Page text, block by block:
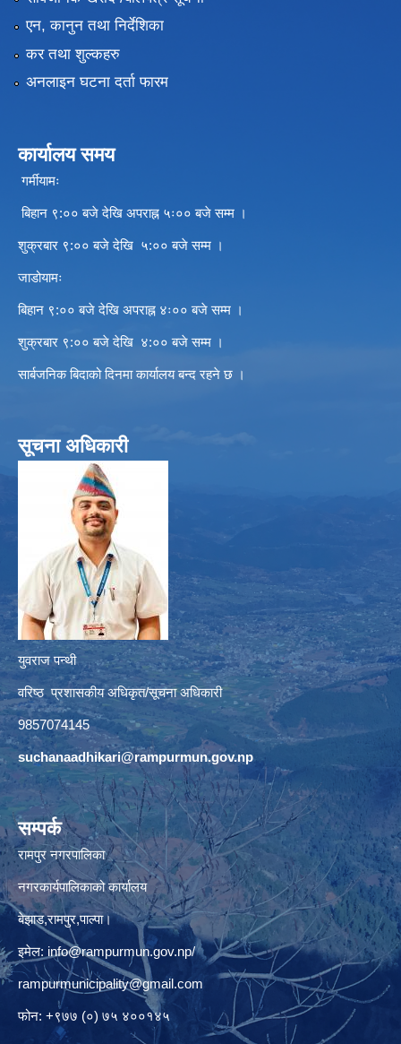
एन, कानुन तथा निर्देशिका
कर तथा शुल्कहरु
अनलाइन घटना दर्ता फारम
कार्यालय समय
गर्मीयामः
बिहान ९:०० बजे देखि अपराह्न ५ः०० बजे सम्म ।
शुक्रबार ९:०० बजे देखि ५:०० बजे सम्म ।
जाडोयामः
बिहान ९:०० बजे देखि अपराह्न ४ः०० बजे सम्म ।
शुक्रबार ९:०० बजे देखि ४:०० बजे सम्म ।
सार्बजनिक बिदाको दिनमा कार्यालय बन्द रहने छ ।
सूचना अधिकारी
युवराज पन्थी
वरिष्ठ प्रशासकीय अधिकृत/सूचना अधिकारी
9857074145
suchanaadhikari@rampurmun.gov.np
सम्पर्क
रामपुर नगरपालिका
नगरकार्यपालिकाको कार्यालय
बेझाड,रामपुर,पाल्पा।
इमेल: info@rampurmun.gov.np/
rampurmunicipality@gmail.com
फोन: +९७७ (०) ७५ ४००१४५